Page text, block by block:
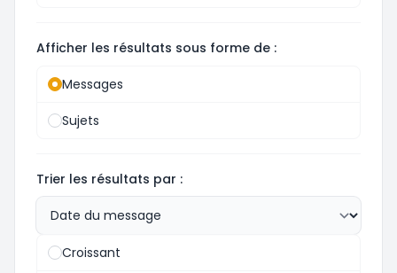
Afficher les résultats sous forme de :
Messages
Sujets
Trier les résultats par :
Croissant